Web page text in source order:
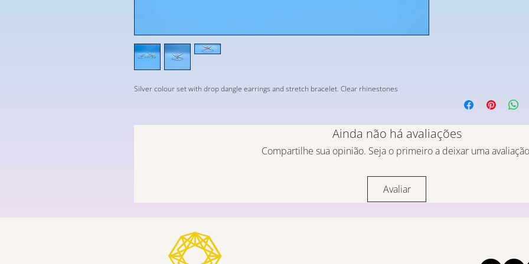
Silver colour set with drop dangle earrings and stretch bracelet. Clear rhinestones
Ainda não há avaliações
Compartilhe sua opinião. Seja o primeiro a deixar uma
Avaliar